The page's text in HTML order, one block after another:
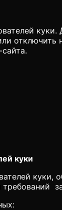
куки
куки,